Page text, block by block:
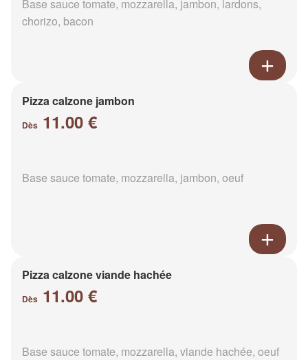
Base sauce tomate, mozzarella, jambon, lardons,
chorizo, bacon
Pizza calzone jambon
Dès 11.00 €
Base sauce tomate, mozzarella, jambon, oeuf
Pizza calzone viande hachée
Dès 11.00 €
Base sauce tomate, mozzarella, viande hachée, oeuf